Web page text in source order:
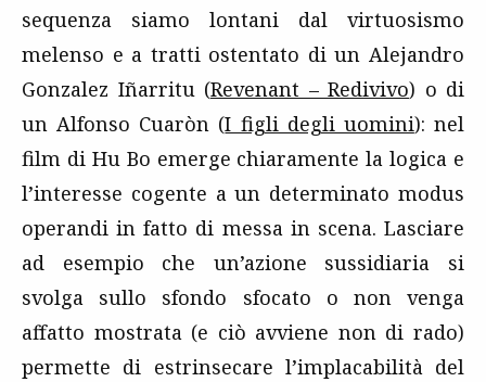
sequenza siamo lontani dal virtuosismo
melenso e a tratti ostentato di un Alejandro
Gonzalez Iñarritu (Revenant – Redivivo) o di
un Alfonso Cuaròn (I figli degli uomini): nel
film di Hu Bo emerge chiaramente la logica e
l’interesse cogente a un determinato modus
operandi in fatto di messa in scena. Lasciare
ad esempio che un’azione sussidiaria si
svolga sullo sfondo sfocato o non venga
affatto mostrata (e ciò avviene non di rado)
permette di estrinsecare l’implacabilità del